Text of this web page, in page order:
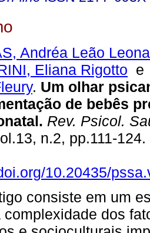
Andréa Leão
Eliana Rigotto
. Um olhar
de bebês
. Rev. Psicol.
n.2, pp.111-
10.20435/
consiste em um
complexidade dos